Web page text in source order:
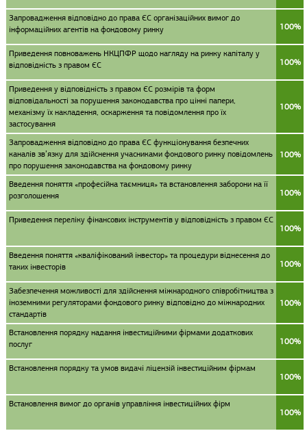
Запровадження відповідно до права ЄС організаційних вимог до
інформаційних агентів на фондовому ринку
100%
Приведення повноважень НКЦПФР щодо нагляду на ринку капіталу у
відповідність з правом ЄС
100%
Приведення у відповідність з правом ЄС розмірів та форм
відповідальності за порушення законодавства про цінні папери,
механізму їх накладення, оскарження та повідомлення про їх
застосування
100%
Запровадження відповідно до права ЄС функціонування безпечних
каналів зв’язку для здійснення учасниками фондового ринку повідомлень
про порушення законодавства на фондовому ринку
100%
Введення поняття «професійна таємниця» та встановлення заборони на її
розголошення
100%
Приведення переліку фінансових інструментів у відповідність з правом ЄС
100%
Введення поняття «кваліфікований інвестор» та процедури віднесення до
таких інвесторів
100%
Забезпечення можливості для здійснення міжнародного співробітництва з
іноземними регуляторами фондового ринку відповідно до міжнародних
стандартів
100%
Встановлення порядку надання інвестиційними фірмами додаткових
послуг
100%
Встановлення порядку та умов видачі ліцензій інвестиційним фірмам
100%
Встановлення вимог до органів управління інвестиційних фірм
100%